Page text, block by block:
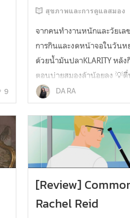
9
สุขภาพและการดูแลสมอง
จากคนทำงานหนักและวัยเล
การกินและงดหน้าจอในวันห
ด้วยน้ำมันปลาKLARITY หลั
ตอนบ่ายสมองล้าน้อยลง 💡
หัว 💡ไอเดียไม่ตัน ยิ่งทำงา
ว่าควรมี ชอบตรงที่ไม่มีกลิ่น
ตั้งแต่เคยกินน้ำมันปลามาเล
DA RA
[Review]
Rachel Reid